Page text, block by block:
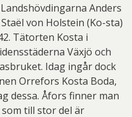
Anders
von Holstein (Ko-sta)
Tätorten Kosta i
Växjö och
Idag ingår dock
Orrefors Kosta Boda,
dessa. Åfors finner man
till stor del är